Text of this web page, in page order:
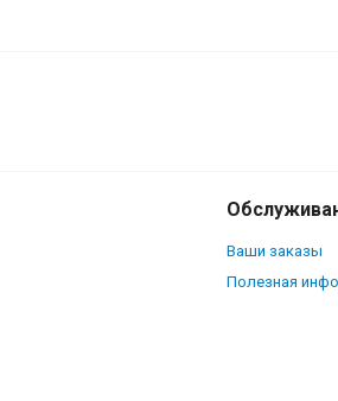
Ваши заказы
Полезная